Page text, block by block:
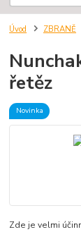
Úvod ZBRANĚ
řetěz
Novinka
Zde je velmi